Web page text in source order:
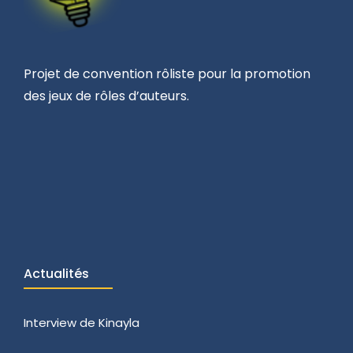
Projet de convention rôliste pour la promotion
des jeux de rôles d’auteurs.
Actualités
Interview de Kinayla